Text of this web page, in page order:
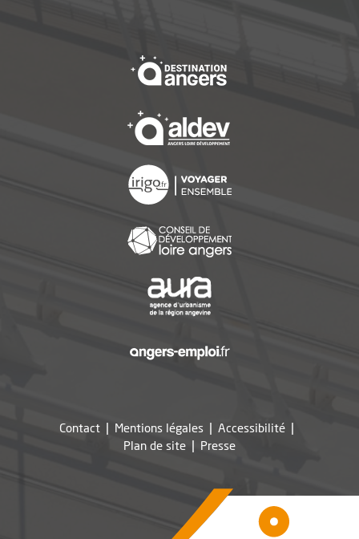
Contact Mentions légales
Accessibilité
Plan de site
Presse, Ouvre une nouvelle